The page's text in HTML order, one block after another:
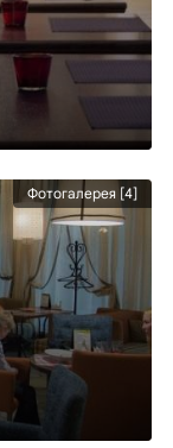
Фотогалерея [4]